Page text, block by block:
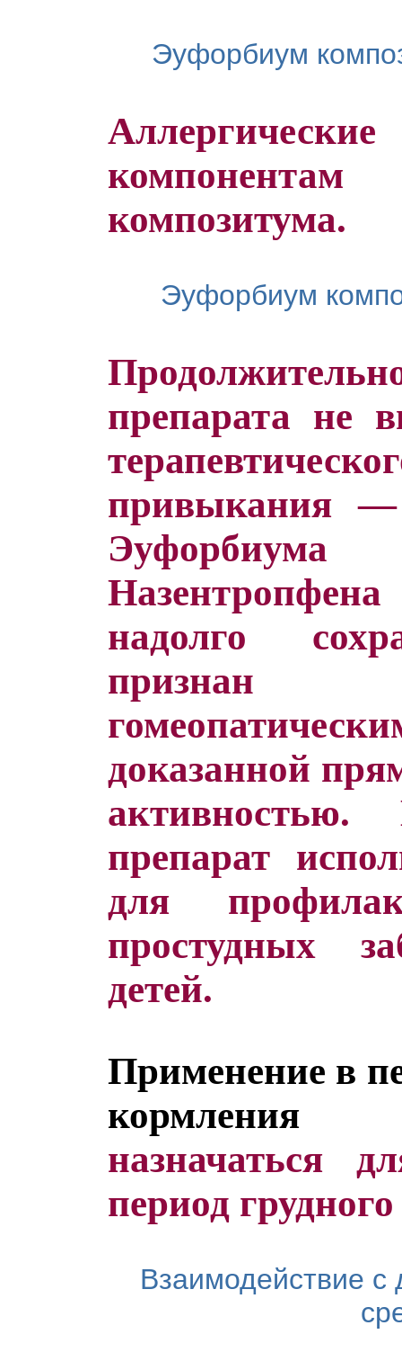
Эуфорбиум
композитума.
Эуфорбиум
препарата не
привыкания —
надолго
признан
доказанной
препарат
для
простудных
детей.
Применение в
кормления
назначаться
период
Взаимодействие с